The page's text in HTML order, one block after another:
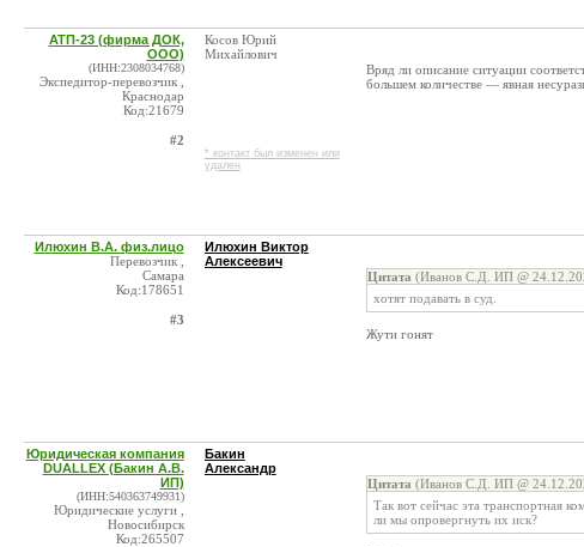
АТП-23 (фирма ДОК,
ООО)
(ИНН:2308034768)
Экспедитор-перевозчик ,
Краснодар
Код:21679
#2
Косов Юрий
Михайлович
* контакт был изменен или
удален
Вряд ли описание ситуации
большем количестве — явная
Илюхин В.А. физ.лицо
Перевозчик ,
Самара
Код:178651
#3
Илюхин Виктор
Алексеевич
Цитата (Иванов С.Д. ИП @
хотят подавать в суд.
Жути гонят
Юридическая компания
DUALLEX (Бакин А.В.
ИП)
(ИНН:540363749931)
Юридические услуги ,
Новосибирск
Код:265507
Бакин
Александр
Цитата (Иванов С.Д. ИП @
Так вот сейчас эта транспортная
ли мы опровергнуть их иск?